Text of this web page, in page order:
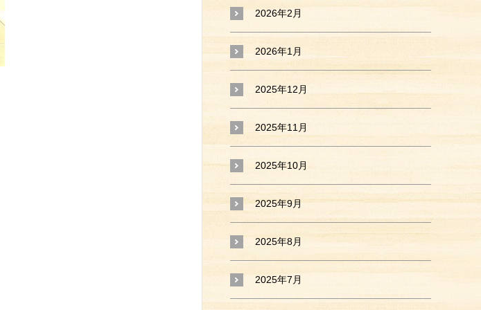
2026年2月
2026年1月
2025年12月
2025年11月
2025年10月
2025年9月
2025年8月
2025年7月